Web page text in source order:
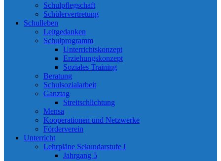
Schulpflegschaft
Schülervertretung
Schulleben
Leitgedanken
Schulprogramm
Unterrichtskonzept
Erziehungskonzept
Soziales Training
Beratung
Schulsozialarbeit
Ganztag
Streitschlichtung
Mensa
Kooperationen und Netzwerke
Förderverein
Unterricht
Lehrpläne Sekundarstufe I
Jahrgang 5